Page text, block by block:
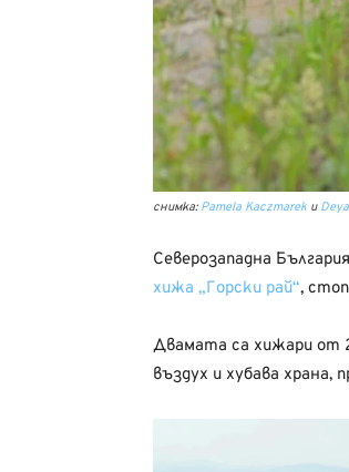
снимка: Pamela Kaczmarek и
Северозападна
хижа „Горски рай“,
Двамата са хижари от
въздух и хубава храна,